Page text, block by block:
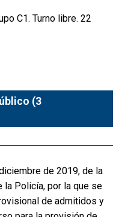
C1. Turno libre. 22
(3
de 2019, de la
la Policía, por la que se
de admitidos y